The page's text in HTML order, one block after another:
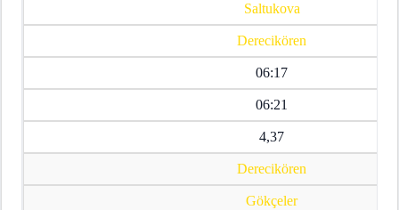
Saltukova
Derecikören
06:17
06:21
4,37
Derecikören
Gökçeler